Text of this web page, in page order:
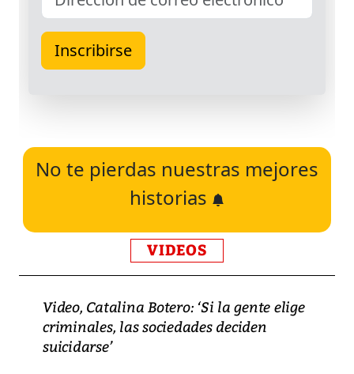
No te pierdas nuestras mejores
historias
VIDEOS
Video, Catalina Botero: ‘Si la gente elige
criminales, las sociedades deciden
suicidarse’